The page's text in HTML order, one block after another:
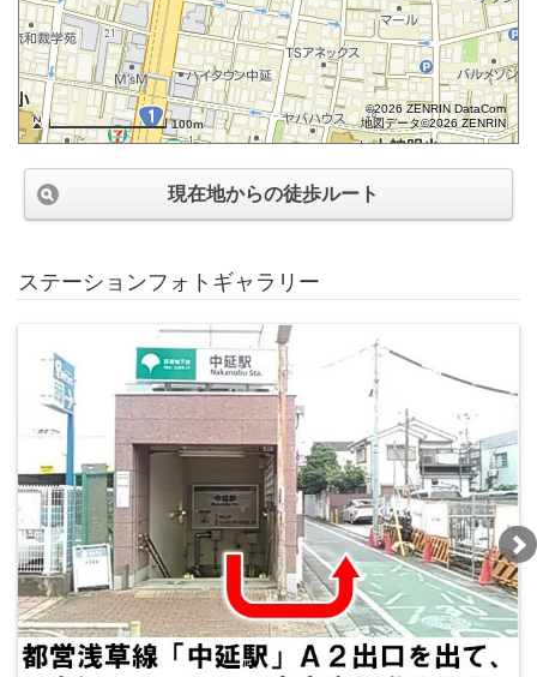
100m
©2026 ZENRIN DataCom
地図データ©2026 ZENRIN
現在地からの徒歩ルート
ステーションフォトギャラリー